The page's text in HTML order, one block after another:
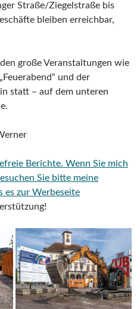
Straße/Ziegelstraße bis
bleiben erreichbar,
große Veranstaltungen wie
und der
statt – auf dem unteren
Berichte. Wenn Sie mich
Sie bitte meine
es zur Werbeseite